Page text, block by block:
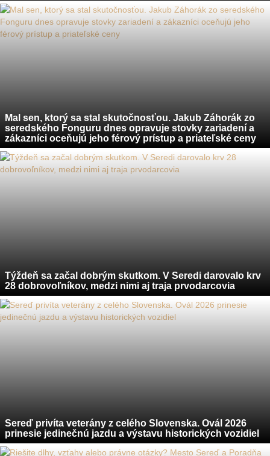
Mal sen, ktorý sa stal skutočnosťou. Jakub Záhorák zo
seredského Fonguru dnes opravuje stovky zariadení a
zákazníci oceňujú jeho férový prístup a priateľské ceny
Týždeň sa začal dobrým skutkom. V Seredi darovalo krv
28 dobrovoľníkov, medzi nimi aj traja prvodarcovia
Sereď privíta veterány z celého Slovenska. Ovál 2026
prinesie jedinečnú jazdu a výstavu historických vozidiel